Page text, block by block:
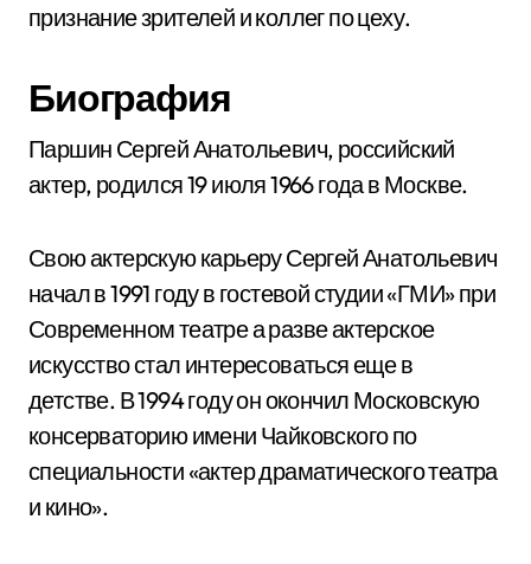
признание зрителей и коллег по цеху.
Биография
Паршин Сергей Анатольевич, российский
актер, родился 19 июля 1966 года в Москве.
Свою актерскую карьеру Сергей Анатольевич
начал в 1991 году в гостевой студии «ГМИ» при
Современном театре а разве актерское
искусство стал интересоваться еще в
детстве. В 1994 году он окончил Московскую
консерваторию имени Чайковского по
специальности «актер драматического театра
и кино».